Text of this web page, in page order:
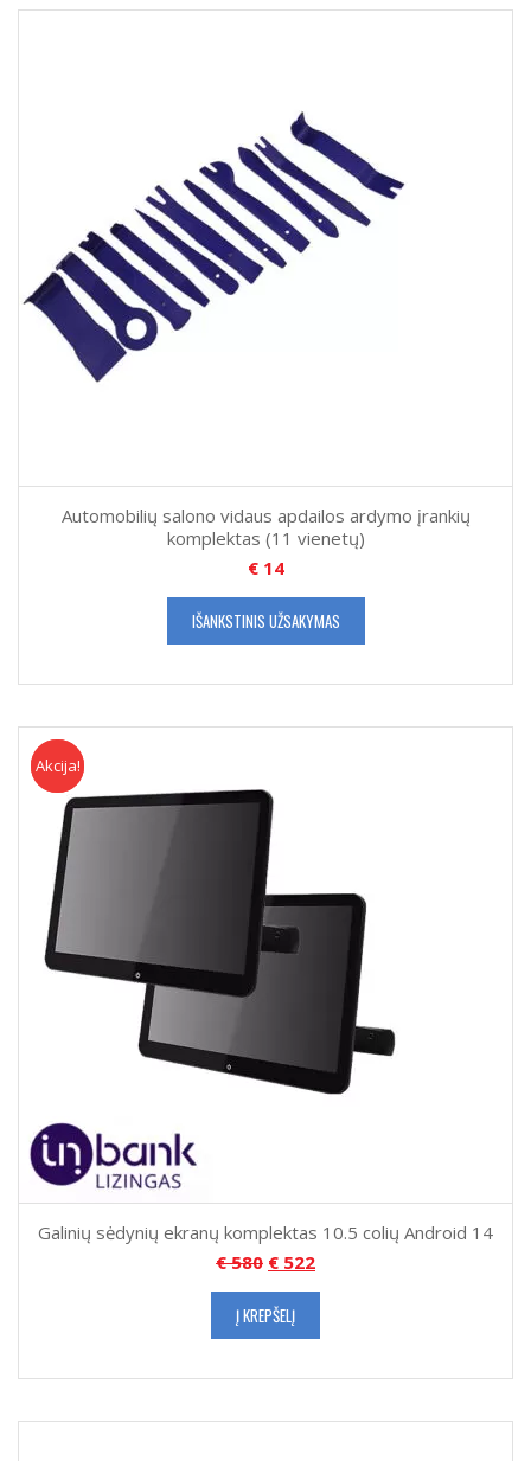
Automobilių salono vidaus apdailos ardymo įrankių
komplektas (11 vienetų)
€14
IŠANKSTINIS UŽSAKYMAS
Akcija
Akcija!
Galinių sėdynių ekranų komplektas 10.5 colių Android 14
€580 € 522
Į KREPŠELĮ